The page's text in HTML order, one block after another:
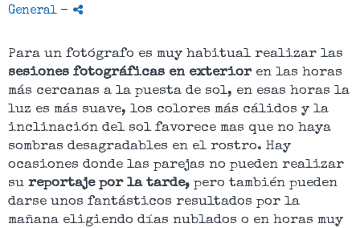
General -
Para un fotógrafo es muy habitual realizar las
sesiones fotográficas en exterioren las horas
más cercanas a la puesta de sol, en esas horas la
luz es más suave, los colores más cálidos y la
inclinación del sol favorece mas que no haya
sombras desagradables en el rostro. Hay
ocasiones donde las parejas no pueden realizar
su reportaje por la tarde, pero también pueden
darse unos fantásticos resultados por la
mañana eligiendo días nublados o en horas muy